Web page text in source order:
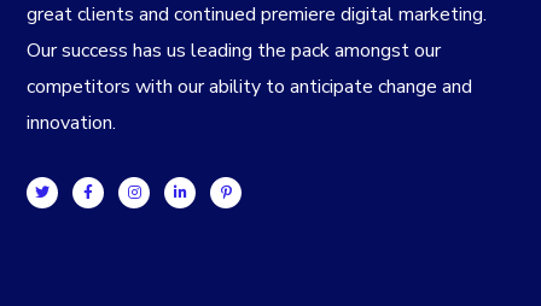
great clients and continued premiere digital marketing.
Our success has us leading the pack amongst our
competitors with our ability to anticipate change and
innovation.